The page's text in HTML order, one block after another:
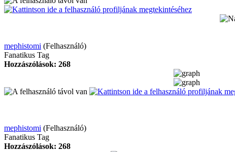
mephistomi (Felhasználó)
Fanatikus Tag
Hozzászólások: 268
mephistomi (Felhasználó)
Fanatikus Tag
Hozzászólások: 268